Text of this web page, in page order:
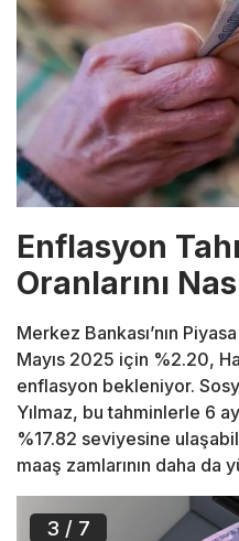
Enflasyon
Oranlarını
Merkez Bankası’nın
Mayıs 2025 için %2.20,
enflasyon bekleniyor.
Yılmaz, bu tahminlerle 6
%17.82 seviyesine
maaş zamlarının daha da
3 / 7